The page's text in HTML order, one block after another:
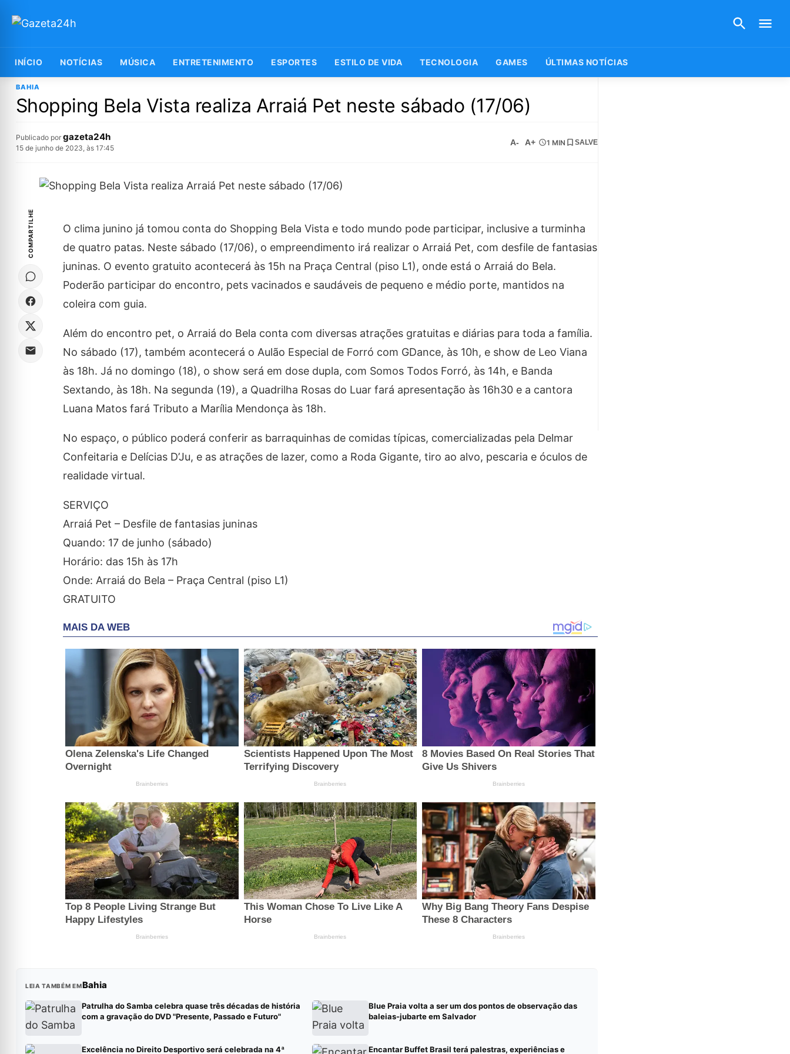
INÍCIO NOTÍCIAS MÚSICA ENTRETENIMENTO ESPORTES ESTILO DE VIDA TECNOLOGIA GAMES ÚLTIMAS NOTÍCIAS
BAHIA
Shopping Bela Vista realiza Arraiá Pet neste sábado (17/06)
Publicado por gazeta24h
15 de junho de 2023, às 17:45
A- A+ 1 MIN SALVE
COMPARTILHE
O clima junino já tomou conta do Shopping Bela Vista e todo mundo pode participar, inclusive a turminha
de quatro patas. Neste sábado (17/06), o empreendimento irá realizar o Arraiá Pet, com desfile de fantasias
juninas. O evento gratuito acontecerá às 15h na Praça Central (piso L1), onde está o Arraiá do Bela.
Poderão participar do encontro, pets vacinados e saudáveis de pequeno e médio porte, mantidos na
coleira com guia.
Além do encontro pet, o Arraiá do Bela conta com diversas atrações gratuitas e diárias para toda a família.
No sábado (17), também acontecerá o Aulão Especial de Forró com GDance, às 10h, e show de Leo Viana
às 18h. Já no domingo (18), o show será em dose dupla, com Somos Todos Forró, às 14h, e Banda
Sextando, às 18h. Na segunda (19), a Quadrilha Rosas do Luar fará apresentação às 16h30 e a cantora
Luana Matos fará Tributo a Marília Mendonça às 18h.
No espaço, o público poderá conferir as barraquinhas de comidas típicas, comercializadas pela Delmar
Confeitaria e Delícias D’Ju, e as atrações de lazer, como a Roda Gigante, tiro ao alvo, pescaria e óculos de
realidade virtual.
SERVIÇO
Arraiá Pet – Desfile de fantasias juninas
Quando: 17 de junho (sábado)
Horário: das 15h às 17h
Onde: Arraiá do Bela – Praça Central (piso L1)
GRATUITO
LEIA TAMBÉM EMBahia
Patrulha do Samba celebra quase três décadas de história
com a gravação do DVD "Presente, Passado e Futuro"
Blue Praia volta a ser um dos pontos de observação das
baleias-jubarte em Salvador
Excelência no Direito Desportivo será celebrada na 4ª Encantar Buffet Brasil terá palestras, experiências e